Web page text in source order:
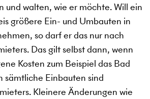
und walten, wie er möchte. Will ein
größere Ein- und Umbauten in
so darf er das nur nach
Das gilt selbst dann, wenn
Kosten zum Beispiel das Bad
sämtliche Einbauten sind
Kleinere Änderungen wie